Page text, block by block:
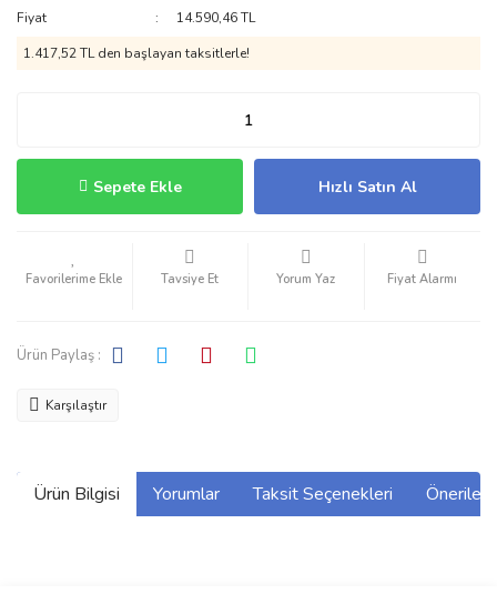
Fiyat
14.590,46 TL
1.417,52 TL den başlayan taksitlerle!
Sepete Ekle Hızlı Satın Al
Tavsiye Et Yorum Yaz Fiyat Alarmı
Ürün Paylaş :
Karşılaştır
Ürün Bilgisi Yorumlar Taksit Seçenekleri